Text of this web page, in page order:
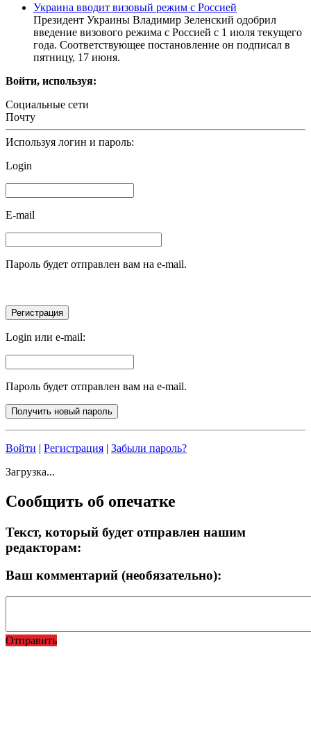
Украина вводит визовый режим с Россией
Президент Украины Владимир Зеленский одобрил
введение визового режима с Россией с 1 июля текущего
года. Соответствующее постановление он подписал в
пятницу, 17 июня.
Войти, используя:
Социальные сети
Почту
Используя логин и пароль:
Login
E-mail
Пароль будет отправлен вам на e-mail.
Login или e-mail:
Пароль будет отправлен вам на e-mail.
Войти | Регистрация | Забыли пароль?
Загрузка...
Сообщить об опечатке
Текст, который будет отправлен нашим
редакторам:
Ваш комментарий (необязательно):
Отправить